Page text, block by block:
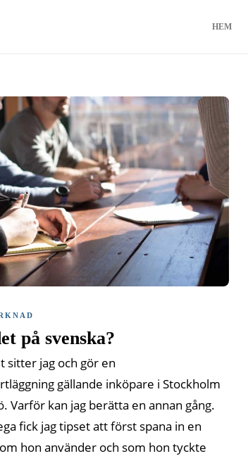
HEM
på svenska?
sitter jag och gör en
gällande inköpare i Stockholm
Varför kan jag berätta en annan gång.
fick jag tipset att först spana in en
hon använder och som hon tyckte